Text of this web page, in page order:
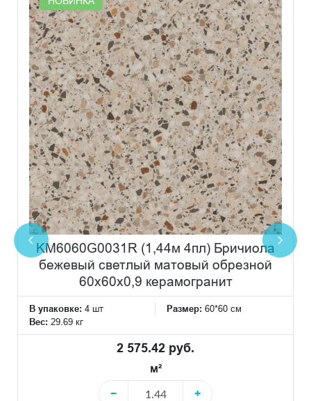
KM6060G0031R (1,44м 4пл) Бричиола
бежевый светлый матовый обрезной
60x60x0,9 керамогранит
В упаковке: 4 шт Размер: 60*60 см
Вес: 29.69 кг
2 575.42 руб.
м²
−
+